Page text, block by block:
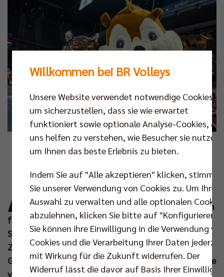
Foto: Andreas Gora
A b dem nächsten Heimspiel der BR Volleys
gegen die SWD powervolleys Düren (23. Feb
um 19.30 Uhr) gelten vereinfachte Vorgaben
für den Besuch im Volleyballtempel.Der Berliner
Senat hat in seinem jüngsten Beschluss die
Zuschauerobergrenze für Sport-
Großveranstaltungen angehoben und gleichzeitig die
verpflichtende Anwesenheitsdokumentation
Willkommen bei BR Volleys
Unsere Website verwendet notwendige Cookies,
um sicherzustellen, dass sie wie erwartet
funktioniert sowie optionale Analyse-Cookies, die
uns helfen zu verstehen, wie Besucher sie nutzen,
um Ihnen das beste Erlebnis zu bieten.
Indem Sie auf "Alle akzeptieren" klicken, stimmen
Sie unserer Verwendung von Cookies zu. Um Ihre
Auswahl zu verwalten und alle optionalen Cookies
abzulehnen, klicken Sie bitte auf "Konfigurieren".
Sie können ihre Einwilligung in die Verwendung
Cookies und die Verarbeitung Ihrer Daten
mit Wirkung für die Zukunft widerrufen. Der
Widerruf lässt die davor auf Basis Ihrer